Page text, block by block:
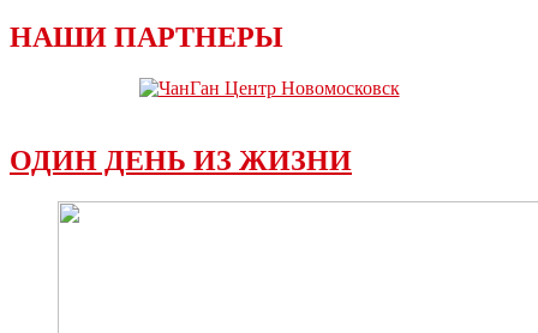
НАШИ ПАРТНЕРЫ
ОДИН ДЕНЬ ИЗ ЖИЗНИ